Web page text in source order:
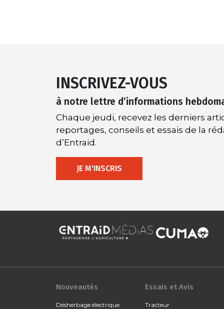
INSCRIVEZ-VOUS
à notre lettre d’informations
Chaque jeudi, recevez les derniers
reportages, conseils et essais de la
d’Entraid.
JE M'INSCRIS
Nouveautés
Désherbage électrique
Essais et Avis
Tracteur